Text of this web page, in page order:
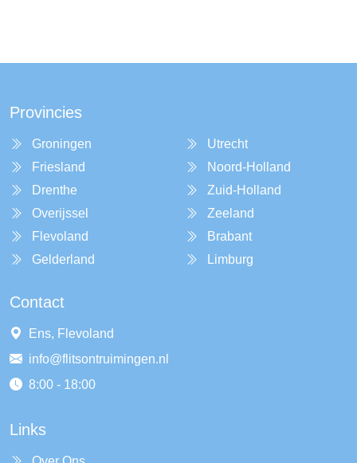
Provincies
Groningen
Friesland
Drenthe
Overijssel
Flevoland
Gelderland
Utrecht
Noord-Holland
Zuid-Holland
Zeeland
Brabant
Limburg
Contact
Ens, Flevoland
info@flitsontruimingen.nl
8:00 - 18:00
Links